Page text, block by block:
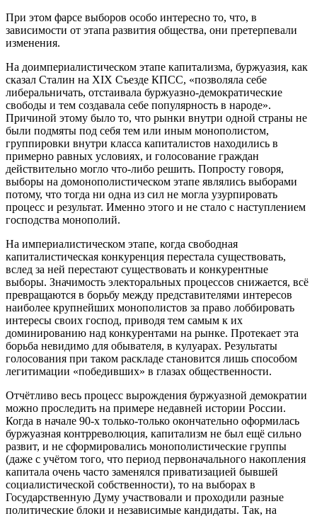
При этом фарсе выборов особо интересно то, что, в
зависимости от этапа развития общества, они претерпевали
изменения.
На доимпериалистическом этапе капитализма, буржуазия, как
сказал Сталин на XIX Съезде КПСС, «позволяла себе
либеральничать, отстаивала буржуазно-демократические
свободы и тем создавала себе популярность в народе».
Причиной этому было то, что рынки внутри одной страны не
были подмяты под себя тем или иным монополистом,
группировки внутри класса капиталистов находились в
примерно равных условиях, и голосование граждан
действительно могло что-либо решить. Попросту говоря,
выборы на домонополистическом этапе являлись выборами
потому, что тогда ни одна из сил не могла узурпировать
процесс и результат. Именно этого и не стало с наступлением
господства монополий.
На империалистическом этапе, когда свободная
капиталистическая конкуренция перестала существовать,
вслед за ней перестают существовать и конкурентные
выборы. Значимость электоральных процессов снижается, всё
превращаются в борьбу между представителями интересов
наиболее крупнейших монополистов за право лоббировать
интересы своих господ, приводя тем самым к их
доминированию над конкурентами на рынке. Протекает эта
борьба невидимо для обывателя, в кулуарах. Результаты
голосования при таком раскладе становится лишь способом
легитимации «победивших» в глазах общественности.
Отчётливо весь процесс вырождения буржуазной демократии
можно проследить на примере недавней истории России.
Когда в начале 90-х только-только окончательно оформилась
буржуазная контрреволюция, капитализм не был ещё сильно
развит, и не сформировались монополистические группы
(даже с учётом того, что период первоначального накопления
капитала очень часто заменялся приватизацией бывшей
социалистической собственности), то на выборах в
Государственную Думу участвовали и проходили разные
политические блоки и независимые кандидаты. Так, на